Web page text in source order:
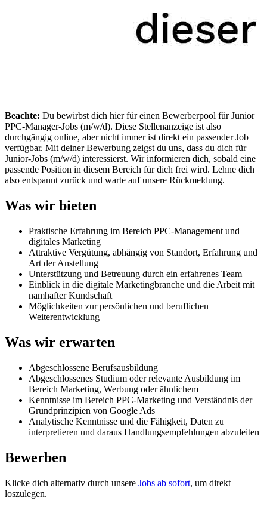
Beachte: Du bewirbst dich hier für einen Bewerberpool für Junior
PPC-Manager-Jobs (m/w/d). Diese Stellenanzeige ist also
durchgängig online, aber nicht immer ist direkt ein passender Job
verfügbar. Mit deiner Bewerbung zeigst du uns, dass du dich für
Junior-Jobs (m/w/d) interessierst. Wir informieren dich, sobald eine
passende Position in diesem Bereich für dich frei wird. Lehne dich
also entspannt zurück und warte auf unsere Rückmeldung.
Was wir bieten
Praktische Erfahrung im Bereich PPC-Management und
digitales Marketing
Attraktive Vergütung, abhängig von Standort, Erfahrung und
Art der Anstellung
Unterstützung und Betreuung durch ein erfahrenes Team
Einblick in die digitale Marketingbranche und die Arbeit mit
namhafter Kundschaft
Möglichkeiten zur persönlichen und beruflichen
Weiterentwicklung
Was wir erwarten
Abgeschlossene Berufsausbildung
Abgeschlossenes Studium oder relevante Ausbildung im
Bereich Marketing, Werbung oder ähnlichem
Kenntnisse im Bereich PPC-Marketing und Verständnis der
Grundprinzipien von Google Ads
Analytische Kenntnisse und die Fähigkeit, Daten zu
interpretieren und daraus Handlungsempfehlungen abzuleiten
Bewerben
Klicke dich alternativ durch unsere Jobs ab sofort, um direkt
loszulegen.